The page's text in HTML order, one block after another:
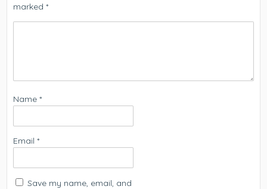
marked*
Name*
Email*
Save my name, email, and